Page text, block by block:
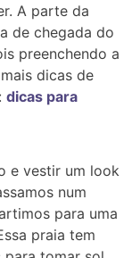
A parte da
de chegada do
preenchendo a
dicas de
dicas para
e vestir um look
num
para uma
praia tem